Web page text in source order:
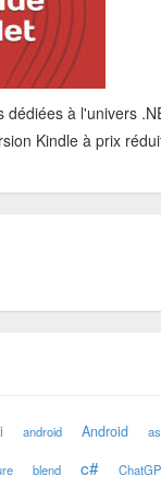
dédiées à l'univers
Kindle à prix
android Android
blend c#